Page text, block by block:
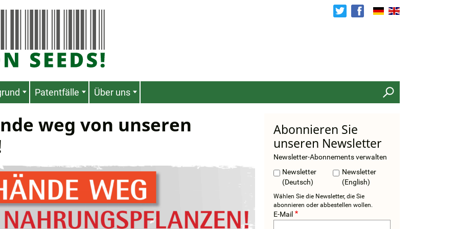
Patentfälle Über uns
weg von unseren
Abonnieren Sie
unseren Newsletter
Newsletter-Abonnements verwalten
Newsletter
(Deutsch)
Newsletter
(English)
Wählen Sie die Newsletter, die Sie
abonnieren oder abbestellen wollen.
E-Mail